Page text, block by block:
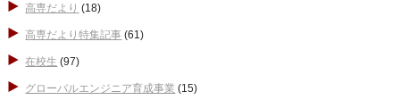
高専だより (18)
高専だより特集記事 (61)
在校生 (97)
グローバルエンジニア育成事業 (15)